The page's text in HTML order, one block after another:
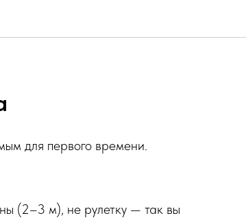
для первого времени.
(2–3 м), не рулетку — так вы